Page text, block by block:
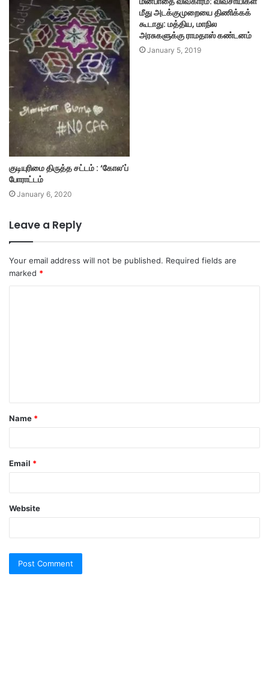
குடியுரிமை திருத்த சட்டம் : ‘கோல’ப்
போராட்டம்
January 6, 2020
மீது அடக்குமுறையை திணிக்கக்
கூடாது: மத்திய, மாநில
அரசுகளுக்கு ராமதாஸ் கண்டனம்
January 5, 2019
Leave a Reply
Your email address will not be published. Required fields are
marked *
t
*
Name *
Email *
Website